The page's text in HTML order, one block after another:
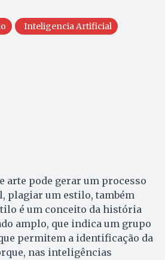
Inteligencia Artificial
arte pode gerar um processo
plagiar um estilo, também
é um conceito da história
amplo, que indica um grupo
permitem a identificação da
nas inteligências